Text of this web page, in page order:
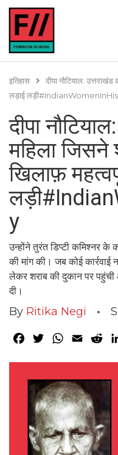
इतिहास
दीपा नौटियाल:
लड़ाई
दीपा
महिला जिसने
खिलाफ़
y
उन्होंने तुरंत डिप्टी कमिश्नर के
की मांग की। जब कोई कार्रवाई
लेकर शराब की दुकान पर
दी।
By Ritika Negi
Facebook
TwitterWhatsApp
Email